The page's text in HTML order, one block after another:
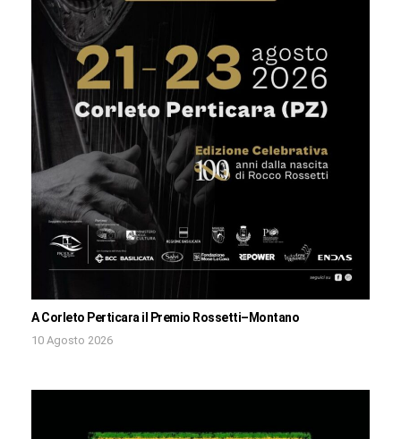
A Corleto Perticara il Premio Rossetti–Montano
10 Agosto 2026